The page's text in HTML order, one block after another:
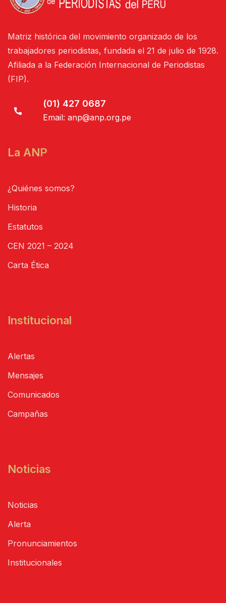
Matriz histórica del movimiento organizado de los
trabajadores periodistas, fundada el 21 de julio de 1928.
Afiliada a la Federación Internacional de Periodistas
(FIP).
(01) 427 0687
Email: anp@anp.org.pe
La ANP
¿Quiénes somos?
Historia
Estatutos
CEN 2021 – 2024
Carta Ética
Institucional
Alertas
Mensajes
Comunicados
Campañas
Noticias
Noticias
Alerta
Pronunciamientos
Institucionales